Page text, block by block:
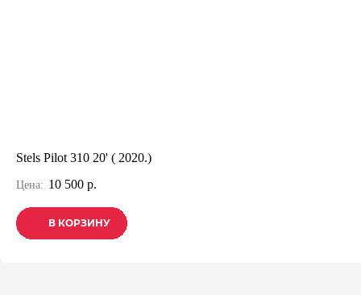
Stels Pilot 310 20' ( 2020.)
Цена: 10 500 р.
В КОРЗИНУ
В КОРЗИНУ
В КОРЗИНУ